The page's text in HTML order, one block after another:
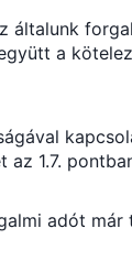
általunk
a
1.7.
adót már